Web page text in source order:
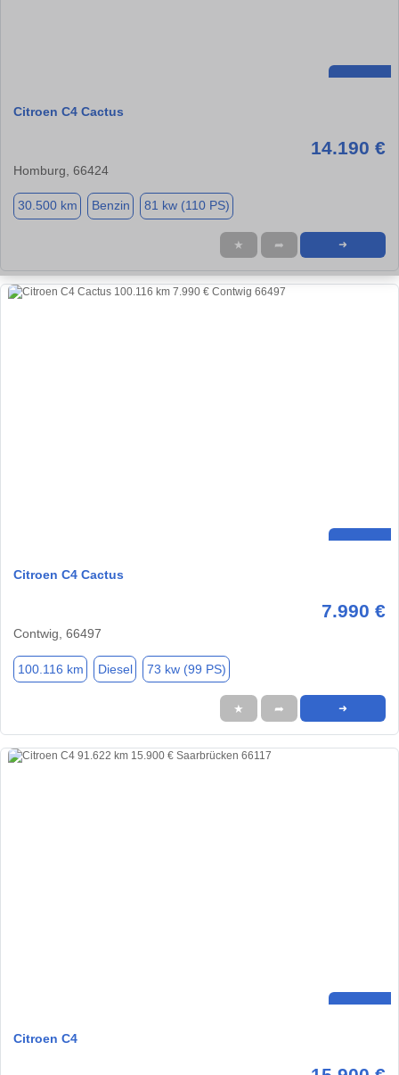
Citroen C4 Cactus
14.190 €
Homburg, 66424
30.500 km Benzin 81 kw (110 PS)
★ ➦ ➜
Citroen C4 Cactus
7.990 €
Contwig, 66497
100.116 km Diesel 73 kw (99 PS)
★ ➦ ➜
Citroen C4